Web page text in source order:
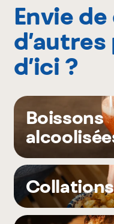
Envie
d’ici ?
Boissons
Collations